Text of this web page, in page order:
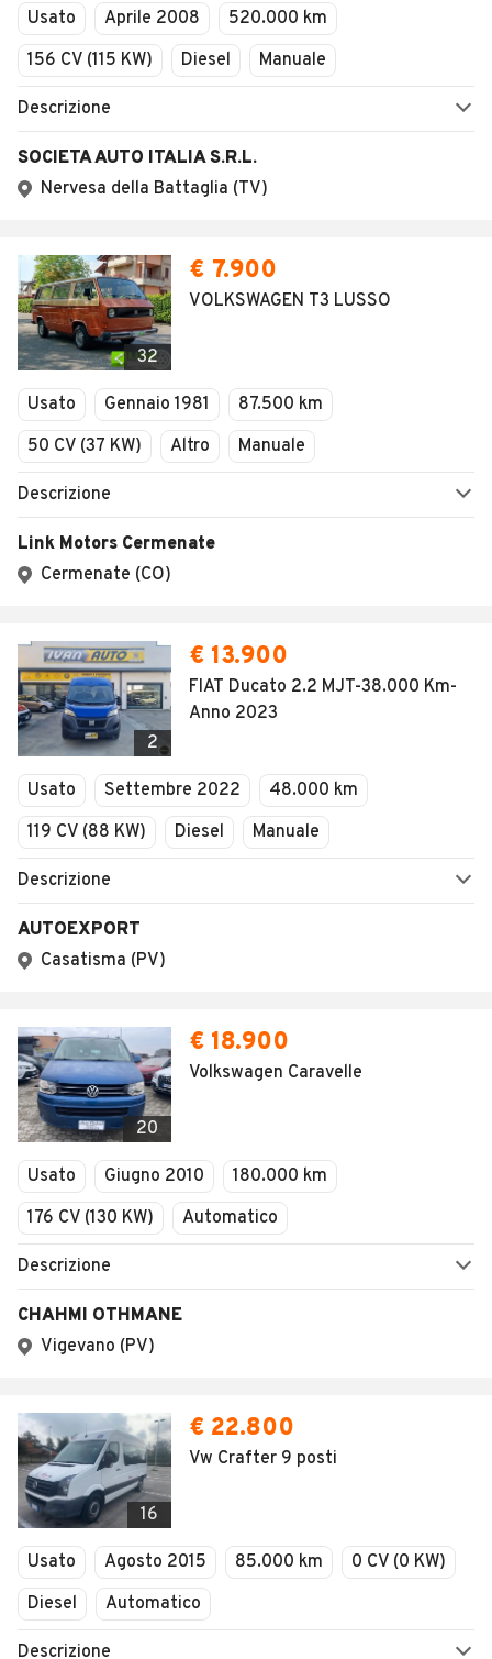
Usato Aprile 2008
520.000 km
156 CV (115 KW)
Diesel Manuale
Descrizione
SOCIETA AUTO ITALIA S.R.L.
Nervesa della Battaglia (TV)
32
€ 7.900
VOLKSWAGEN T3 LUSSO
Usato Gennaio 1981
87.500 km
50 CV (37 KW)
Altro Manuale
Descrizione
Link Motors Cermenate
Cermenate (CO)
2
€ 13.900
FIAT Ducato 2.2 MJT-38.000 Km-
Anno 2023
Usato Settembre 2022
48.000 km
119 CV (88 KW)
Diesel Manuale
Descrizione
AUTOEXPORT
Casatisma (PV)
20
€ 18.900
Volkswagen Caravelle
Usato Giugno 2010
180.000 km
176 CV (130 KW)
Automatico
Descrizione
CHAHMI OTHMANE
Vigevano (PV)
16
€ 22.800
Vw Crafter 9 posti
Usato Agosto 2015 85.000 km
0 CV (0 KW)
Diesel
Automatico
Descrizione